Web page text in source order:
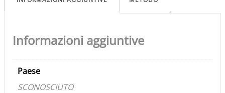
Informazioni aggiuntive
Paese
SCONOSCIUTO